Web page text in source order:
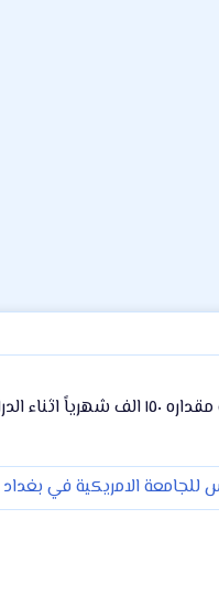
في هذا العام سيتم قبول عدد من الطلبة الذين لاتقل معدلاتهم عن ٩٠ في كلية التربية والتربية
للجامعة الامريكية في بغداد